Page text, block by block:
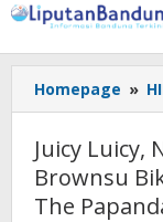
Lewati
konten
Homepage »
Juicy Luicy,
Brownsu
The